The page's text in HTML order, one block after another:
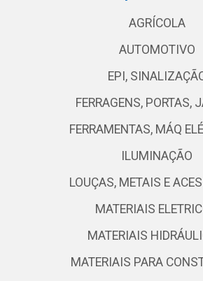
AGRÍCOLA
AUTOMOTIVO
EPI,
FERRAGENS, PORTAS,
FERRAMENTAS, MÁQ
ILUMINAÇÃO
LOUÇAS, METAIS E
MATERIAIS
MATERIAIS
MATERIAIS PARA